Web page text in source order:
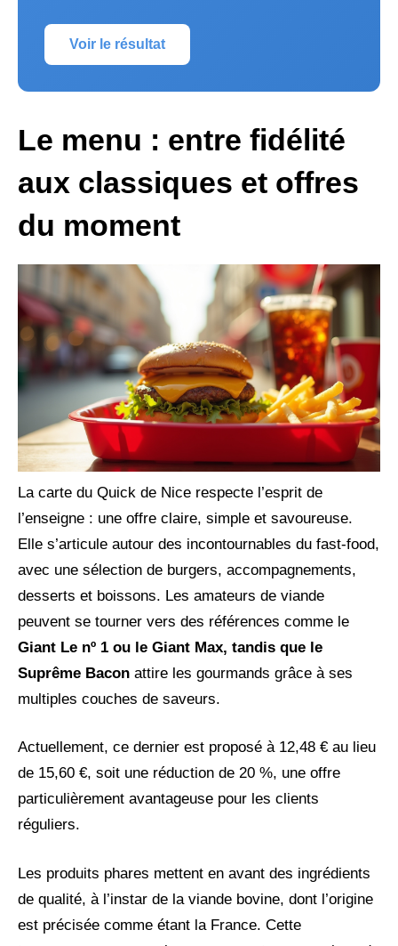
Voir le résultat
Le menu : entre fidélité
aux classiques et offres
du moment
La carte du Quick de Nice respecte l’esprit de
l’enseigne : une offre claire, simple et savoureuse.
Elle s’articule autour des incontournables du fast-food,
avec une sélection de burgers, accompagnements,
desserts et boissons. Les amateurs de viande
peuvent se tourner vers des références comme le
Giant Le nº 1 ou le Giant Max, tandis que le
Suprême Bacon attire les gourmands grâce à ses
multiples couches de saveurs.
Actuellement, ce dernier est proposé à 12,48 € au lieu
de 15,60 €, soit une réduction de 20 %, une offre
particulièrement avantageuse pour les clients
réguliers.
Les produits phares mettent en avant des ingrédients
de qualité, à l’instar de la viande bovine, dont l’origine
est précisée comme étant la France. Cette